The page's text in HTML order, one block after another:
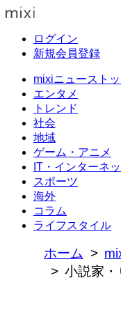
ログイン
新規会員登録
mixiニュースト
エンタメ
トレンド
社会
地域
ゲーム・アニメ
IT・インターネッ
スポーツ
海外
コラム
ライフスタイル
ホーム
小説家